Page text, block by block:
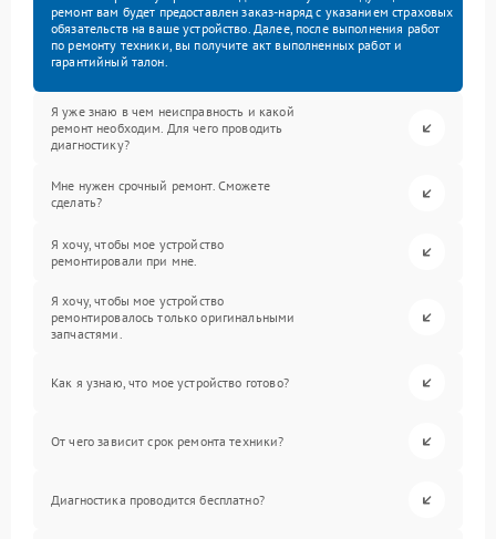
ремонт вам будет предоставлен заказ-наряд с указанием страховых
обязательств на ваше устройство. Далее, после выполнения работ
по ремонту техники, вы получите акт выполненных работ и
гарантийный талон.
Я уже знаю в чем неисправность и какой
ремонт необходим. Для чего проводить
диагностику?
Мне нужен срочный ремонт. Сможете
сделать?
Я хочу, чтобы мое устройство
ремонтировали при мне.
Я хочу, чтобы мое устройство
ремонтировалось только оригинальными
запчастями.
Как я узнаю, что мое устройство готово?
От чего зависит срок ремонта техники?
Диагностика проводится бесплатно?